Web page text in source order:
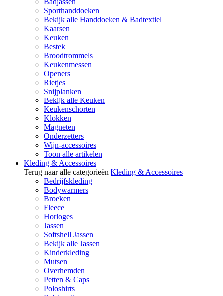
Badjassen
Sporthanddoeken
Bekijk alle Handdoeken & Badtextiel
Kaarsen
Keuken
Bestek
Broodtrommels
Keukenmessen
Openers
Rietjes
Snijplanken
Bekijk alle Keuken
Keukenschorten
Klokken
Magneten
Onderzetters
Wijn-accessoires
Toon alle artikelen
Kleding & Accessoires
Terug naar alle categorieën Kleding & Accessoires
Bedrijfskleding
Bodywarmers
Broeken
Fleece
Horloges
Jassen
Softshell Jassen
Bekijk alle Jassen
Kinderkleding
Mutsen
Overhemden
Petten & Caps
Poloshirts